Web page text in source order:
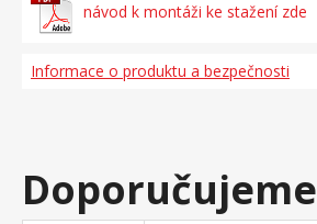
návod k montáži ke stažení zde
Informace o produktu a bezpečnosti
Doporučujeme